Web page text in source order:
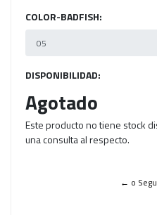
COLOR-BADFISH:
DISPONIBILIDAD:
Agotado
Este producto no tiene stock
una consulta al respecto.
← o